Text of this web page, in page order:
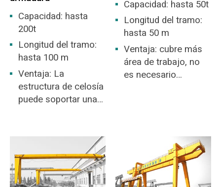
construcción y se reduce el costo. Las grúas de
patio prefabricadas se utilizan para voltear y
transferir piezas de trabajo y lograr una
producción en masa con mucha facilidad.
Capacidad: hasta
200t
Longitud del tramo:
hasta 100 m
Ventaja: La
estructura de celosía
puede soportar una
opción para patios
abiertos.
Capacidad: hasta 50t
Longitud del tramo:
hasta 50 m
Ventaja: cubre más
área de trabajo, no
es necesario